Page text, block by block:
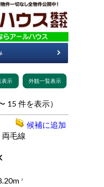
（ 1 〜 15 件を表示）
両毛線
2
候補に追加